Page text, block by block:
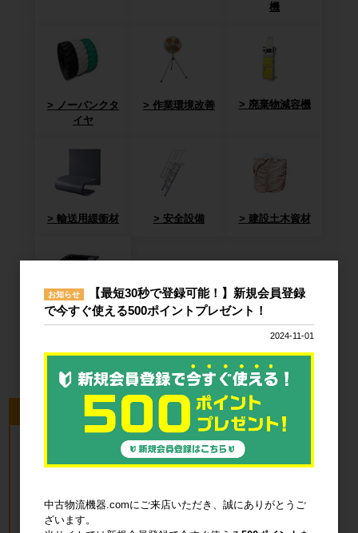
機
ノーパンクタ
イヤ
作業環境改善 廃棄物減容機
輸送用緩衝材 安全設備 建設土木資材
オフィス用
今回のピックアップ商品
お知らせ
【最短30秒で登録可能！】新規会員登録
で今すぐ使える500ポイントプレゼント！
2024-11-01
中古物流機器.comにご来店いただき、誠にありがとうご
ざいます。